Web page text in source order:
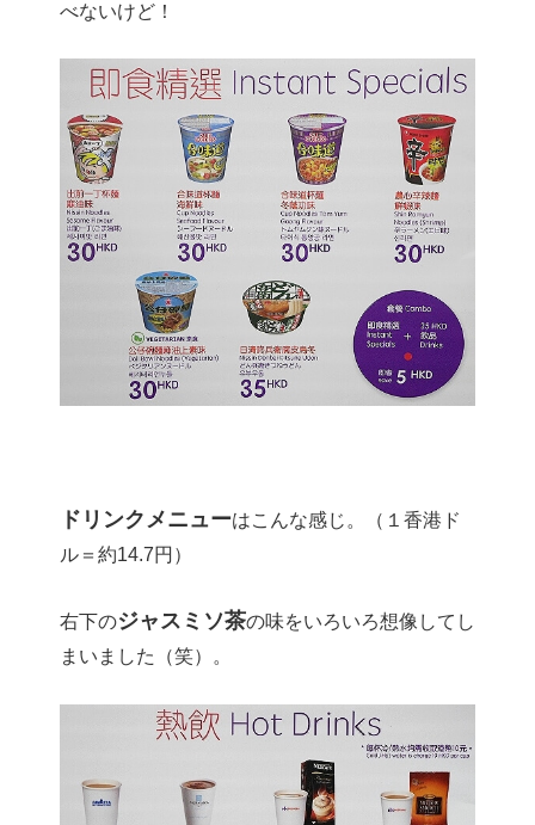
べないけど！
ドリンクメニューはこんな感じ。（１香港ド
ル＝約14.7円）
右下のジャスミソ茶の味をいろいろ想像してし
まいました（笑）。